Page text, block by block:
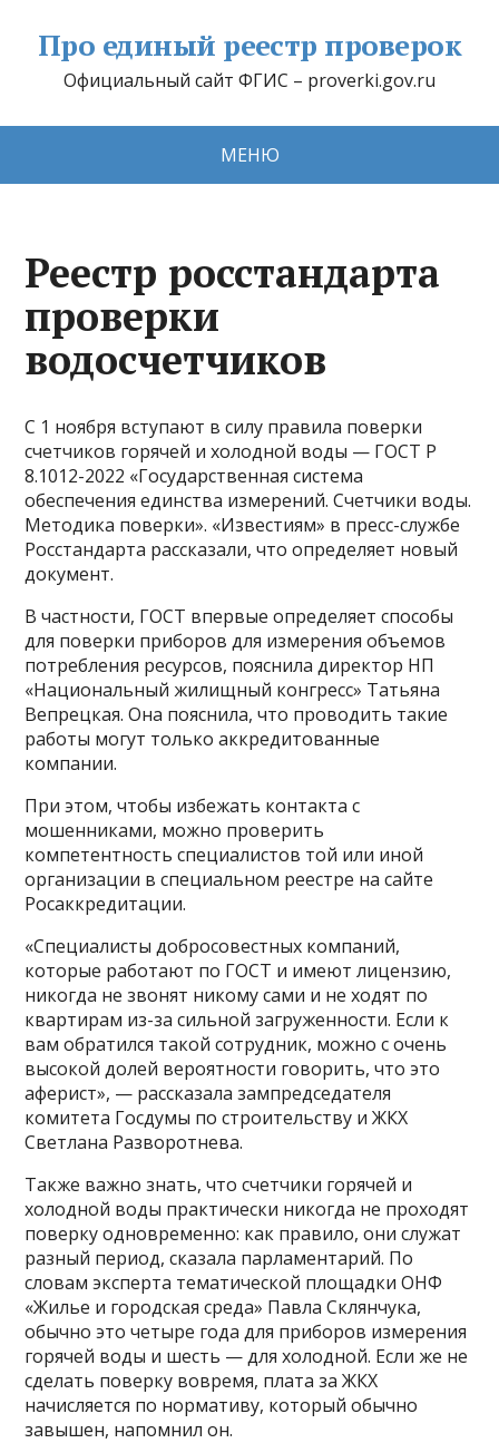
Про единый реестр проверок
Официальный сайт ФГИС – proverki.gov.ru
МЕНЮ
Реестр росстандарта
проверки
водосчетчиков
С 1 ноября вступают в силу правила поверки
счетчиков горячей и холодной воды — ГОСТ Р
8.1012-2022 «Государственная система
обеспечения единства измерений. Счетчики воды.
Методика поверки». «Известиям» в пресс-службе
Росстандарта рассказали, что определяет новый
документ.
В частности, ГОСТ впервые определяет способы
для поверки приборов для измерения объемов
потребления ресурсов, пояснила директор НП
«Национальный жилищный конгресс» Татьяна
Вепрецкая. Она пояснила, что проводить такие
работы могут только аккредитованные
компании.
При этом, чтобы избежать контакта с
мошенниками, можно проверить
компетентность специалистов той или иной
организации в специальном реестре на сайте
Росаккредитации.
«Специалисты добросовестных компаний,
которые работают по ГОСТ и имеют лицензию,
никогда не звонят никому сами и не ходят по
квартирам из-за сильной загруженности. Если к
вам обратился такой сотрудник, можно с очень
высокой долей вероятности говорить, что это
аферист», — рассказала зампредседателя
комитета Госдумы по строительству и ЖКХ
Светлана Разворотнева.
Также важно знать, что счетчики горячей и
холодной воды практически никогда не проходят
поверку одновременно: как правило, они служат
разный период, сказала парламентарий. По
словам эксперта тематической площадки ОНФ
«Жилье и городская среда» Павла Склянчука,
обычно это четыре года для приборов измерения
горячей воды и шесть — для холодной. Если же не
сделать поверку вовремя, плата за ЖКХ
начисляется по нормативу, который обычно
завышен, напомнил он.